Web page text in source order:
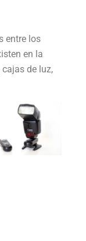
entre los
en la
de luz,